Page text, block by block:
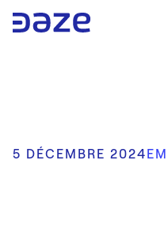
5 DÉCEMBRE 2024